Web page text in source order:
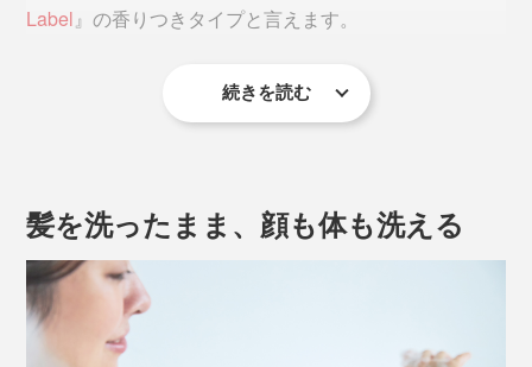
香りの成分は、すべて天然のオイル。だから、自然に触
男女を問わず、強い香りが苦手な人も、「心地よさ」を
感じやすい香りです。
Label』の香りつきタイプと言えます。
』同様に、『MANGETSU（満月）』
と、そのままの泡で、顔も体も洗えるのです。
続きを読む
髪を洗ったまま、顔も体も洗える